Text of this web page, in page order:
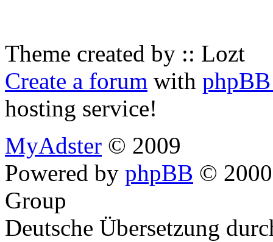
Theme created by :: Lozt
Create a forum with
hosting service!
MyAdster © 2009
Powered by phpBB ©
Group
Deutsche Übersetzung